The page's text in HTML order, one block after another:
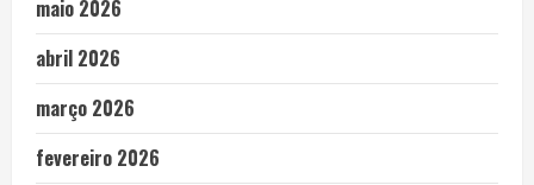
maio 2026
abril 2026
março 2026
fevereiro 2026